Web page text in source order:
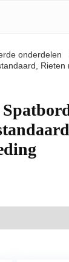
onderdelen
Rieten